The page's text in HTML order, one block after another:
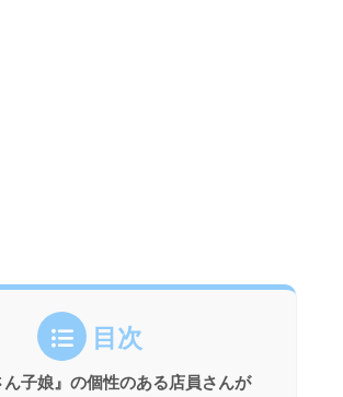
目次
ん子娘』の個性のある店員さんが